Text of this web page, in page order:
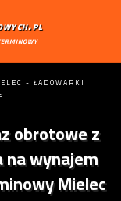
- ŁADOWARKI
obrotowe z
wynajem
Mielec